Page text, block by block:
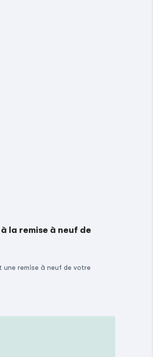
la remise à neuf de
remise à neuf de votre